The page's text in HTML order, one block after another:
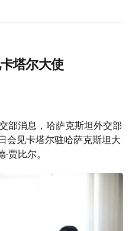
塔尔大使
部消息，哈萨克斯坦外交部
会见卡塔尔驻哈萨克斯坦大
贾比尔。